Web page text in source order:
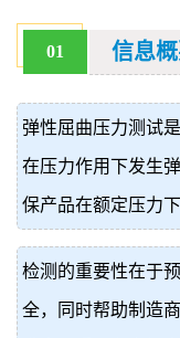
01 信息
弹性屈曲压力测试
在压力作用下发生
保产品在额定压力
检测的重要性在于
全，同时帮助制造
价
真
伪
询